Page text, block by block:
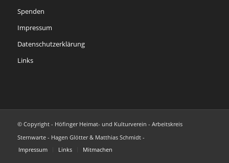
Spenden
Impressum
Datenschutzerklärung
Links
© Copyright - Höfinger Heimat- und Kulturverein - Arbeitskreis
Sternwarte - Hagen Glötter & Matthias Schmidt -
Impressum
Links Mitmachen